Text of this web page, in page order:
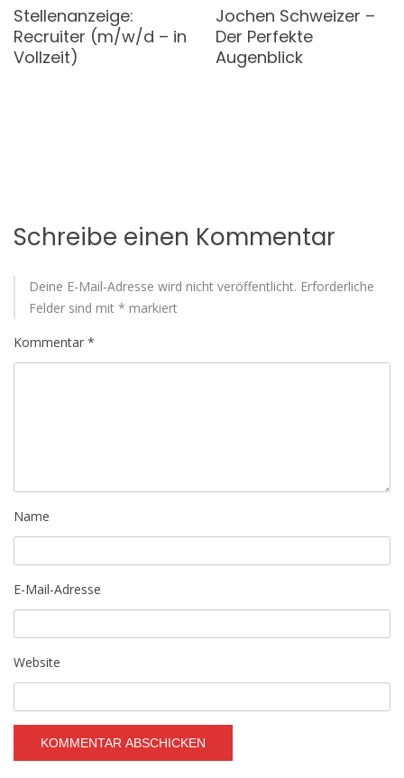
Stellenanzeige:
Recruiter (m/w/d – in
Vollzeit)
Jochen Schweizer –
Der Perfekte
Augenblick
Schreibe einen Kommentar
Deine E-Mail-Adresse wird nicht veröffentlicht. Erforderliche
Felder sind mit * markiert
Kommentar *
Name
E-Mail-Adresse
Website